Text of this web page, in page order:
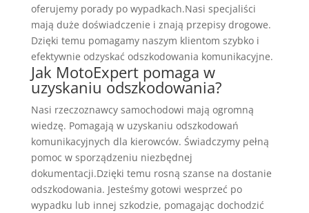
oferujemy porady po wypadkach.Nasi specjaliści
mają duże doświadczenie i znają przepisy drogowe.
Dzięki temu pomagamy naszym klientom szybko i
efektywnie odzyskać odszkodowania komunikacyjne.
Jak MotoExpert pomaga w
uzyskaniu odszkodowania?
Nasi rzeczoznawcy samochodowi mają ogromną
wiedzę. Pomagają w uzyskaniu odszkodowań
komunikacyjnych dla kierowców. Świadczymy pełną
pomoc w sporządzeniu niezbędnej
dokumentacji.Dzięki temu rosną szanse na dostanie
odszkodowania. Jesteśmy gotowi wesprzeć po
wypadku lub innej szkodzie, pomagając dochodzić